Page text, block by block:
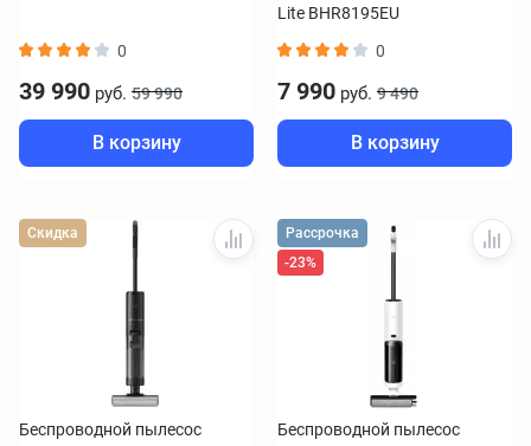
0
39 990 руб. 59 990
В корзину
Lite BHR8195EU
0
7 990 руб. 9 490
В корзину
Скидка
Беспроводной пылесос
Рассрочка
-23%
Беспроводной пылесос